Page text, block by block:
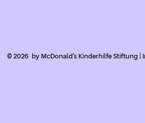
© 2026 by McDonald's Kinderhilfe Stiftung |